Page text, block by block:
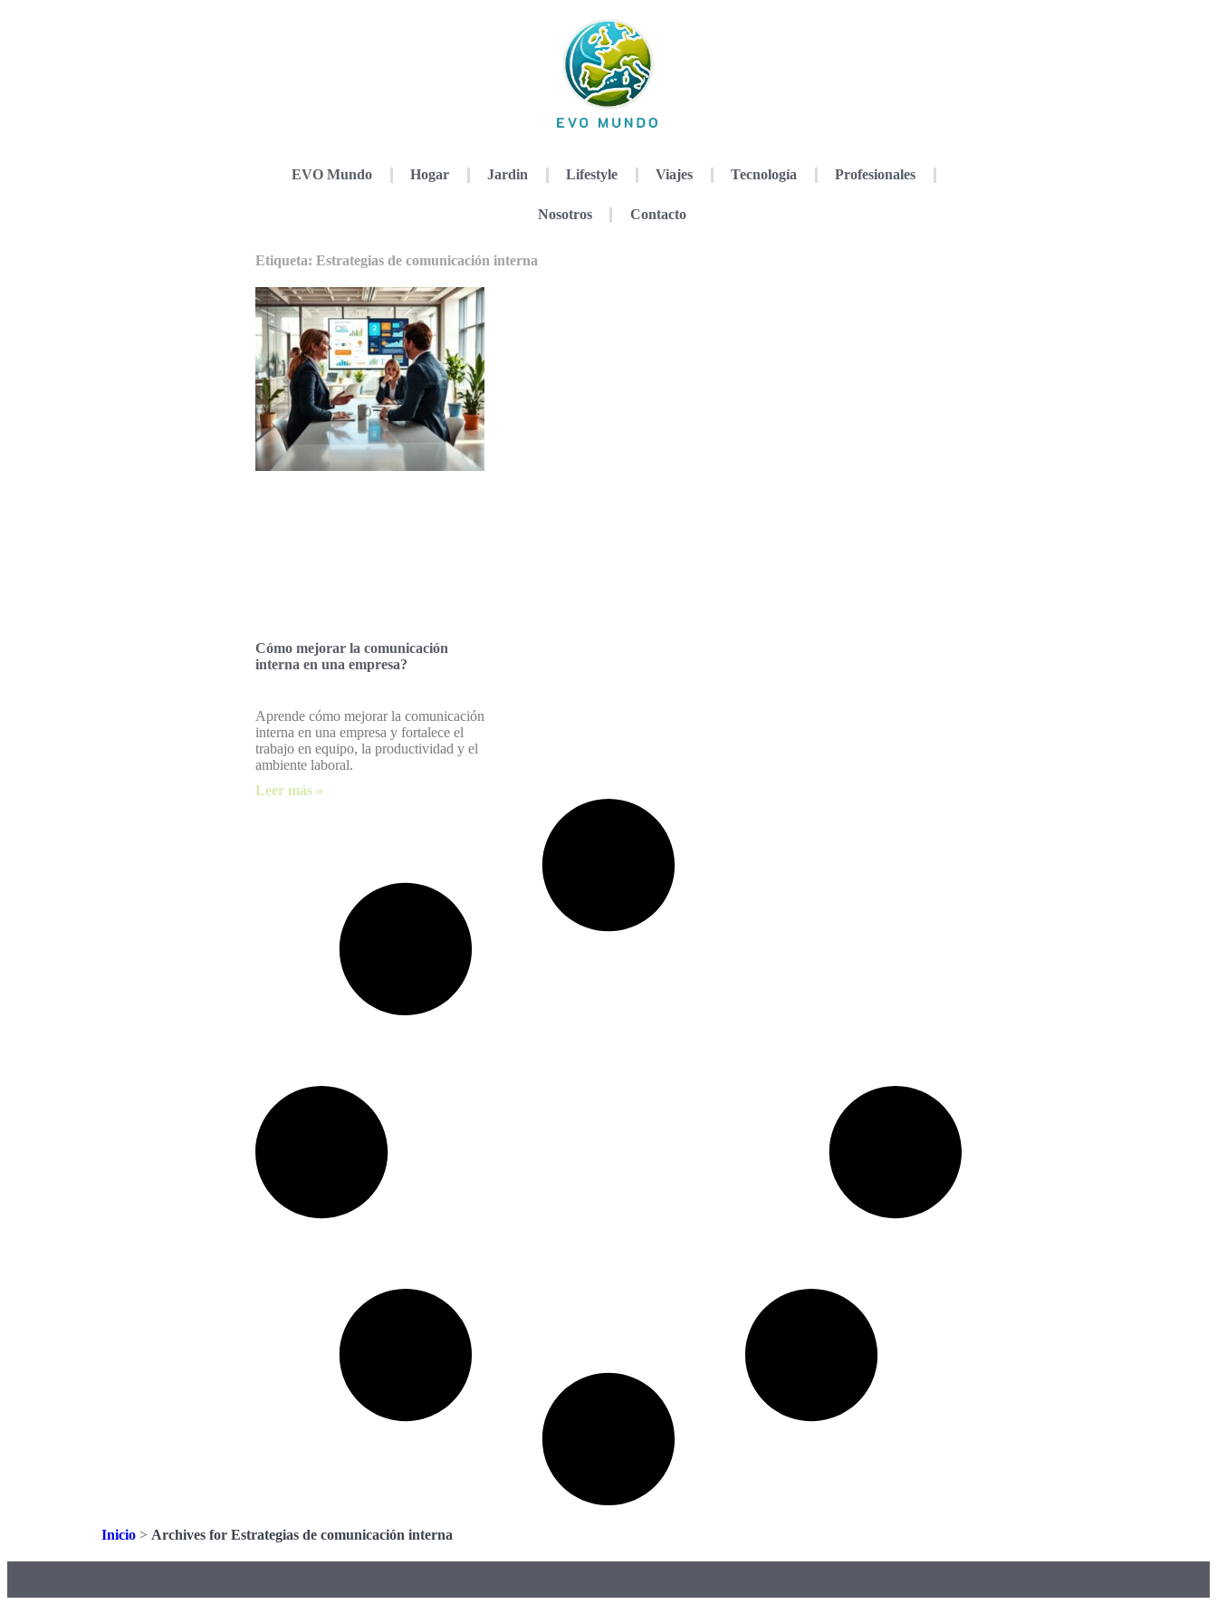
EVO Mundo Hogar Jardin Lifestyle Viajes Tecnología Profesionales
Nosotros Contacto
Etiqueta: Estrategias de comunicación interna
Cómo mejorar la comunicación
interna en una empresa?
Aprende cómo mejorar la comunicación
interna en una empresa y fortalece el
trabajo en equipo, la productividad y el
ambiente laboral.
Leer más »
Inicio > Archives for Estrategias de comunicación interna